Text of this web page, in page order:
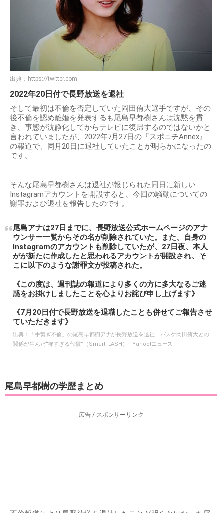
出典： https://twitter.com
2022年20日付で長野放送を退社
そして最初は不倫を否定していた岡田侑大選手ですが、その
後不倫を認め離婚を発表するも尾島早都樹さんは沈黙を貫
き、事態が沈静化してからテレビに復帰するのではないかと
言われていましたが、2022年7月27日の『スポニチAnnex』
の報道で、同月20日に退社していたことが明らかになったの
です。
そんな尾島早都樹さんは退社が報じられた同日に新しい
Instagramアカウントを開設すると、今回の騒動についての
謝罪および退社を報告したのです。
尾島アナは27日までに、長野放送公式ホームページのアナ
ウンサー一覧からその名が削除されていた。また、自身の
Instagramのアカウントも削除していたが、27日夜、本人
がが新たに作成したと思われるアカウントが開設され、そ
こに以下のような謝罪文が投稿された。
《この度は、週刊誌の報道により多くの方に多大なるご迷
惑をお掛けしましたことを心よりお詫び申し上げます》
《7月20日付で長野放送を退職したことも併せてご報告させ
ていただきます》
出典：
「手繋ぎ不倫」の尾島早都樹アナが長野放送を退社 バスケ岡田侑大との
関係が生んだ“痛すぎる代償”（SmartFLASH） - Yahoo!ニュース
尾島早都樹の学歴まとめ
広告 / スポンサーリンク